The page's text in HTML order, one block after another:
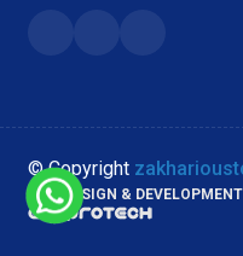
© Copyright
WEB DESIGN &